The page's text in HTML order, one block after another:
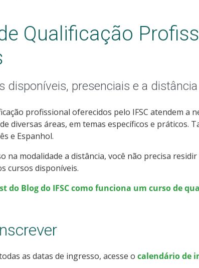
Qualificação
disponíveis, presenciais e a distância
profissional oferecidos pelo IFSC atendem a
diversas áreas, em temas específicos e práticos.
e Espanhol.
na modalidade a distância, você não precisa residir
cursos disponíveis.
do Blog do IFSC como funciona um curso de
as datas de ingresso, acesse o calendário de